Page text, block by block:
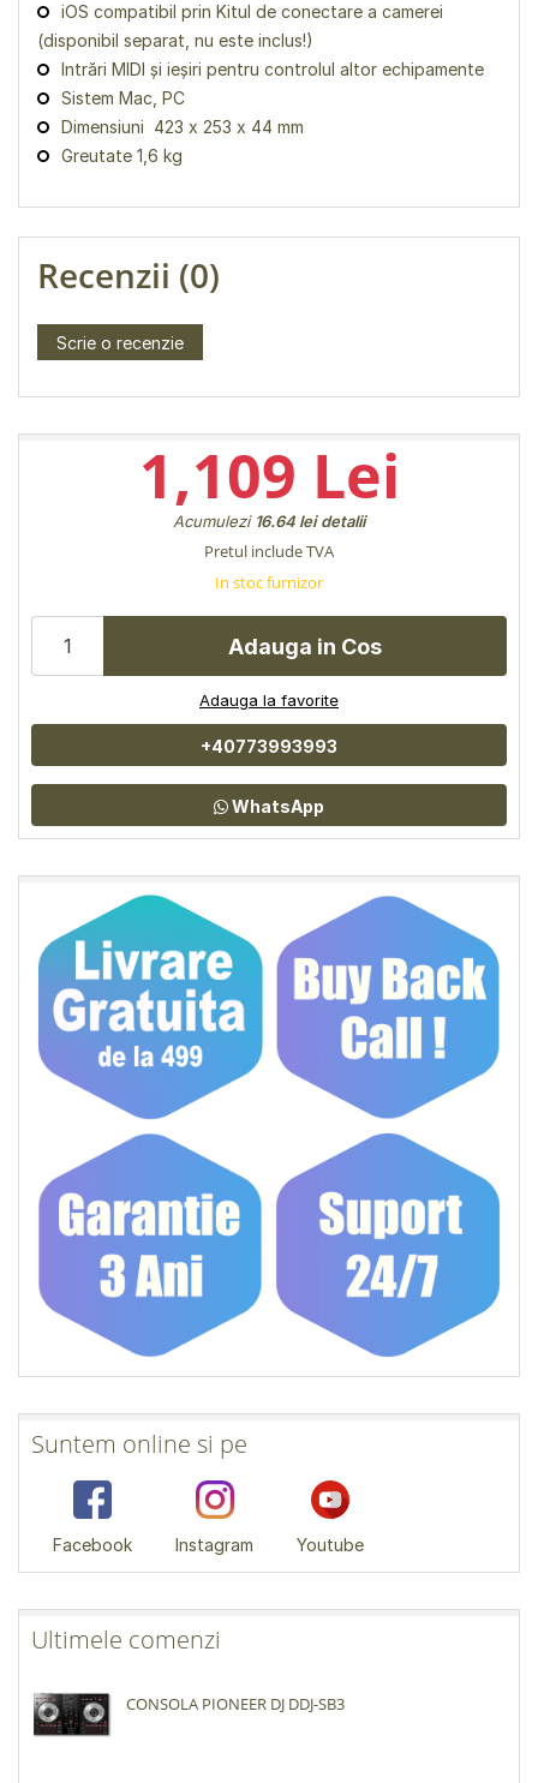
iOS compatibil prin Kitul de conectare a camerei
(disponibil separat, nu este inclus!)
Intrări MIDI și ieșiri pentru controlul altor echipamente
Sistem Mac, PC
Dimensiuni 423 x 253 x 44 mm
Greutate 1,6 kg
Recenzii (0)
Scrie o recenzie
1,109 Lei
Acumulezi 16.64 lei detalii
Pretul include TVA
In stoc furnizor
Adauga in Cos
Adauga la favorite
+40773993993
WhatsApp
Suntem online si pe
Facebook Instagram Youtube
Ultimele comenzi
CONSOLA PIONEER DJ DDJ-SB3